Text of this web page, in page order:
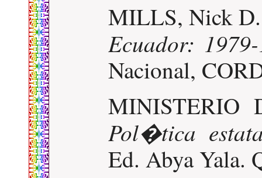
MILLS, Nick
Ecuador:
Nacional,
MINISTERIO
Pol�tica
Ed. Abya Yala.